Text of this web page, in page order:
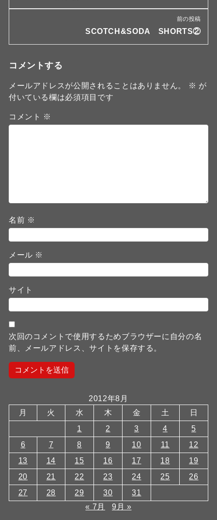
前の投稿
SCOTCH&SODA SHORTS②
コメントする
メールアドレスが公開されることはありません。 ※ が
付いている欄は必須項目です
コメント ※
名前 ※
メール ※
サイト
次回のコメントで使用するためブラウザーに自分の名
前、メールアドレス、サイトを保存する。
2012年8月
月
火 水 木 金 土
日
1
2 3 4
5
6
7 8 9 10 11
12
13
14 15 16 17 18
19
20
21 22 23 24 25
26
27
28 29 30
31
« 7月
9月 »